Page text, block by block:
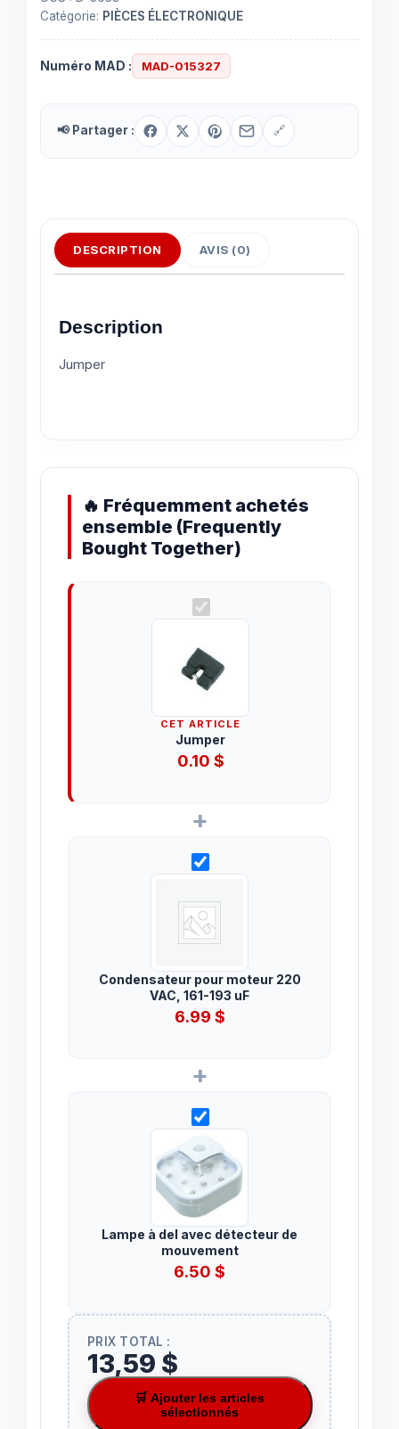
Catégorie: PIÈCES ÉLECTRONIQUE
Numéro MAD : MAD-015327
📢 Partager : 🔗
DESCRIPTION AVIS (0)
Description
Jumper
🔥 Fréquemment achetés
ensemble (Frequently
Bought Together)
CET ARTICLE
Jumper
0.10 $
+
Condensateur pour moteur 220
VAC, 161-193 uF
6.99 $
+
Lampe à del avec détecteur de
mouvement
6.50 $
PRIX TOTAL :
13,59 $
🛒 Ajouter les articles
sélectionnés